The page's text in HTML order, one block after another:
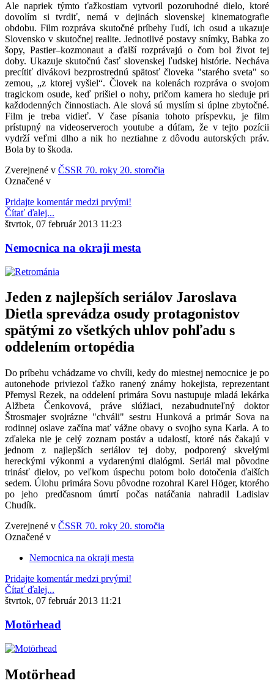
Ale napriek týmto ťažkostiam vytvoril pozoruhodné dielo, ktoré
dovolím si tvrdiť, nemá v dejinách slovenskej kinematografie
obdobu. Film rozpráva skutočné príbehy ľudí, ich osud a ukazuje
Slovensko v skutočnej realite. Jednotlivé postavy snímky, Babka zo
šopy, Pastier–kozmonaut a ďalší rozprávajú o čom bol život tej
doby. Ukazuje skutočnú časť slovenskej ľudskej histórie. Necháva
precítiť divákovi bezprostrednú spätosť človeka "starého sveta" so
zemou, „z ktorej vyšiel“. Človek na kolenách rozpráva o svojom
tragickom osude, keď prišiel o nohy, pričom kamera ho sleduje pri
každodenných činnostiach. Ale slová sú myslím si úplne zbytočné.
Film je treba vidieť. V čase písania tohoto príspevku, je film
prístupný na videoserveroch youtube a dúfam, že v tejto pozícii
vydrží veľmi dlho a nik ho neztiahne z dôvodu autorských práv.
Bola by to škoda.
Zverejnené v ČSSR 70. roky 20. storočia
Označené v
Pridajte komentár medzi prvými!
Čítať ďalej...
štvrtok, 07 február 2013 11:23
Nemocnica na okraji mesta
Jeden z najlepších seriálov Jaroslava
Dietla sprevádza osudy protagonistov
spätými zo všetkých uhlov pohľadu s
oddelením ortopédia
Do príbehu vchádzame vo chvíli, kedy do miestnej nemocnice je po
autonehode priviezol ťažko ranený známy hokejista, reprezentant
Přemysl Rezek, na oddelení primára Sovu nastupuje mladá lekárka
Alžbeta Čenkovová, práve slúžiaci, nezabudnuteľný doktor
Štrosmajer svojrázne "chváli" sestru Hunková a primár Sova na
rodinnej oslave začína mať vážne obavy o svojho syna Karla. A to
zďaleka nie je celý zoznam postáv a udalostí, ktoré nás čakajú v
jednom z najlepších seriálov tej doby, podporený skvelými
hereckými výkonmi a vydarenými dialógmi. Seriál mal pôvodne
trinásť dielov, po veľkom úspechu potom bolo dotočenia ďalších
sedem. Úlohu primára Sovu pôvodne rozohral Karel Höger, ktorého
po jeho predčasnom úmrtí počas natáčania nahradil Ladislav
Chudík.
Zverejnené v ČSSR 70. roky 20. storočia
Označené v
Nemocnica na okraji mesta
Pridajte komentár medzi prvými!
Čítať ďalej...
štvrtok, 07 február 2013 11:21
Motörhead
Motörhead